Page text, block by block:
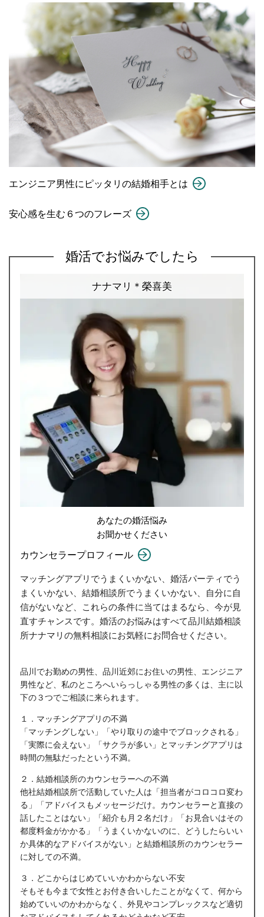
エンジニア男性にピッタリの結婚相手とは
安心感を生む６つのフレーズ
婚活でお悩みでしたら
ナナマリ＊榮喜美
あなたの婚活悩み
お聞かせください
カウンセラープロフィール
マッチングアプリでうまくいかない、婚活パーティでう
まくいかない、結婚相談所でうまくいかない、自分に自
信がないなど、これらの条件に当てはまるなら、今が見
直すチャンスです。婚活のお悩みはすべて品川結婚相談
所ナナマリの無料相談にお気軽にお問合せください。
品川でお勤めの男性、品川近郊にお住いの男性、エンジニア
男性など、私のところへいらっしゃる男性の多くは、主に以
下の３つでご相談に来られます。
１．マッチングアプリの不満
「マッチングしない」「やり取りの途中でブロックされる」
「実際に会えない」「サクラが多い」とマッチングアプリは
時間の無駄だったという不満。
２．結婚相談所のカウンセラーへの不満
他社結婚相談所で活動していた人は「担当者がコロコロ変わ
る」「アドバイスもメッセージだけ。カウンセラーと直接の
話したことはない」「紹介も月２名だけ」「お見合いはその
都度料金がかかる」「うまくいかないのに、どうしたらいい
か具体的なアドバイスがない」と結婚相談所のカウンセラー
に対しての不満。
３．どこからはじめていいかわからない不安
そもそも今まで女性とお付き合いしたことがなくて、何から
始めていいのかわからなく、外見やコンプレックスなど適切